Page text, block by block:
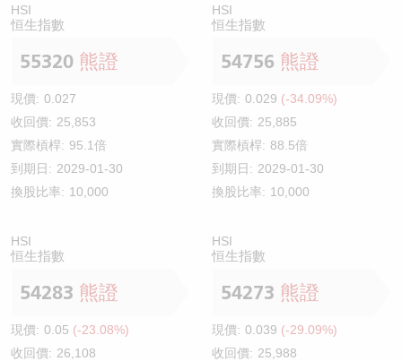
HSI
恒生指數
55320 熊證
現價: 0.027
收回價: 25,853
實際槓桿: 95.1倍
到期日: 2029-01-30
換股比率: 10,000
HSI
恒生指數
54756 熊證
現價: 0.029 (-34.09%)
收回價: 25,885
實際槓桿: 88.5倍
到期日: 2029-01-30
換股比率: 10,000
HSI
恒生指數
54283 熊證
現價: 0.05 (-23.08%)
收回價: 26,108
HSI
恒生指數
54273 熊證
現價: 0.039 (-29.09%)
收回價: 25,988